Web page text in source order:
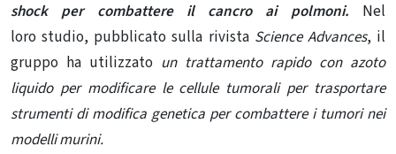
shock per combattere il cancro ai polmoni. Nel
lorostudio, pubblicato sulla rivista Science Advances, il
gruppo ha utilizzato un trattamento rapido con azoto
liquido per modificare le cellule tumorali per trasportare
strumenti di modifica genetica per combattere i tumori nei
modelli murini.